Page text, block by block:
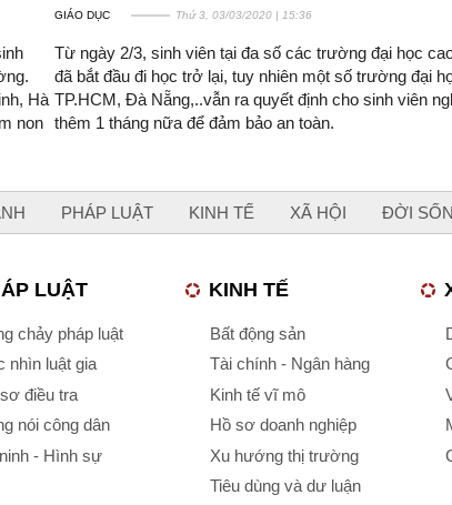
Hà
non
GIÁO DỤC Thứ 3, 03/03/2020 | 15:36
Từ ngày 2/3, sinh viên tại đa số các trường đại học
đã bắt đầu đi học trở lại, tuy nhiên một số trường đại
TP.HCM, Đà Nẵng,..vẫn ra quyết định cho sinh viên
thêm 1 tháng nữa để đảm bảo an toàn.
PHÁP LUẬT KINH TẾ XÃ HỘI ĐỜI
LUẬT
chảy pháp luật
nhìn luật gia
điều tra
nói công dân
- Hình sự
KINH TẾ
Bất động sản
Tài chính - Ngân hàng
Kinh tế vĩ mô
Hồ sơ doanh nghiệp
Xu hướng thị trường
Tiêu dùng và dư luận